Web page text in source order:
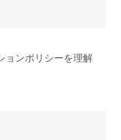
ョンポリシーを理解